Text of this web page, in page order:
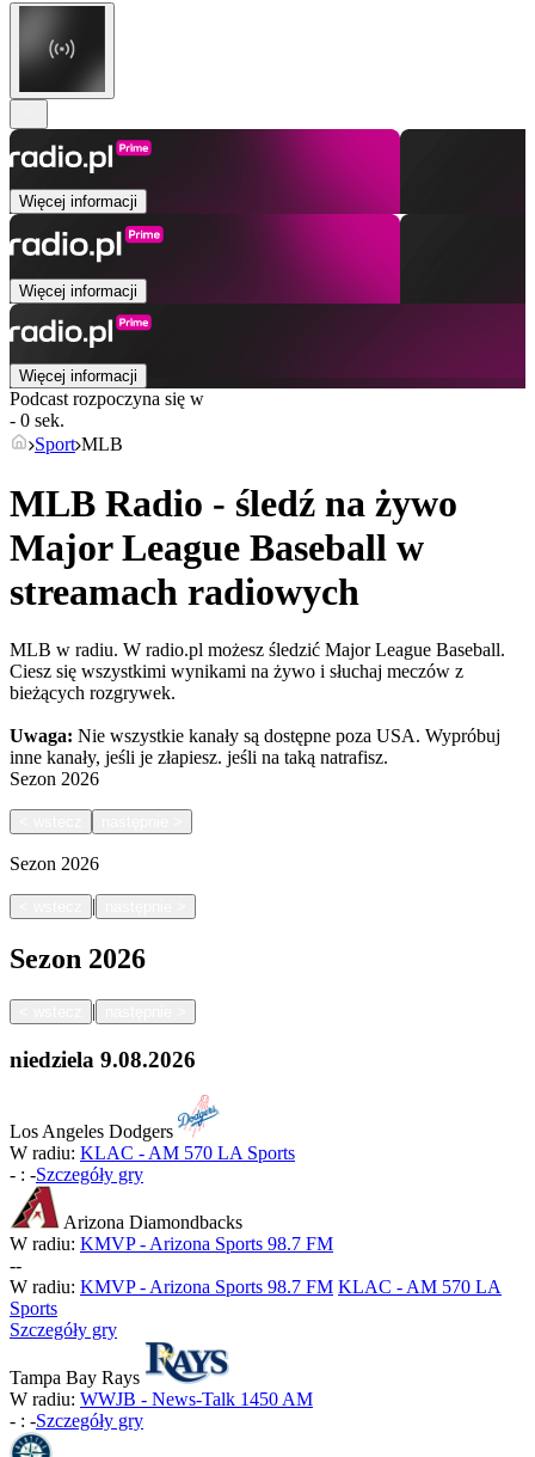
Więcej informacji
Więcej informacji
Więcej informacji
Podcast rozpoczyna się w
- 0 sek.
Sport MLB
MLB Radio - śledź na żywo
Major League Baseball w
streamach radiowych
MLB w radiu. W radio.pl możesz śledzić Major League Baseball.
Ciesz się wszystkimi wynikami na żywo i słuchaj meczów z
bieżących rozgrywek.
Uwaga: Nie wszystkie kanały są dostępne poza USA. Wypróbuj
inne kanały, jeśli je złapiesz. jeśli na taką natrafisz.
Sezon 2026
Sezon 2026
|
Sezon 2026
|
niedziela 9.08.2026
Los Angeles Dodgers
W radiu: KLAC - AM 570 LA Sports
- : -Szczegóły gry
Arizona Diamondbacks
W radiu: KMVP - Arizona Sports 98.7 FM
--
W radiu: KMVP - Arizona Sports 98.7 FM KLAC - AM 570 LA
Sports
Szczegóły gry
Tampa Bay Rays
W radiu: WWJB - News-Talk 1450 AM
- : -Szczegóły gry